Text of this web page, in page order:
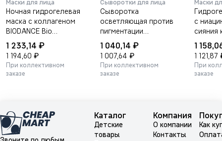
Маски для лица
Ночная гидрогелевая
маска с коллагеном
BIODANCE Bio
Collagen-Real Deep
Mask — 4шт по 34г.
1 233,14 ₽
1 194,60 ₽
При коллективном
заказе
Сыворотки для лица
Сыворотка
осветляющая против
пигментации
PYUNKANG YUL
Brightening Blemish
Care Serum 30мл
1 040,14 ₽
1 007,64 ₽
При коллективном
заказе
Маски
с
сияния
Mask —
1
1 121,87
При
заказе
Каталог
Детские
товары
Компания
О компании
Контакты
Как